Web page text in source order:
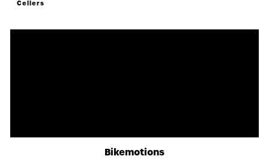
Cellers
Bikemotions